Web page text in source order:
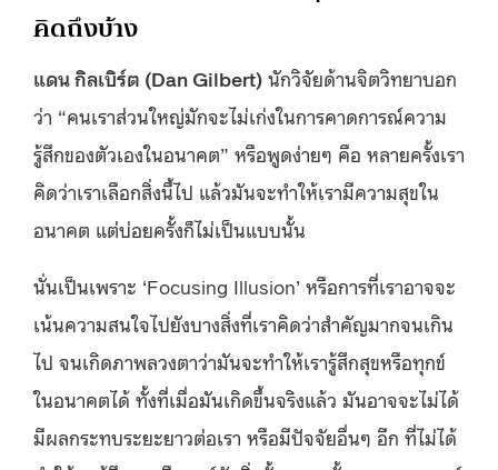
คิดถึงบ้าง
แดน กิลเบิร์ต (Dan Gilbert) นักวิจัยด้านจิตวิทยาบอก
ว่า “คนเราส่วนใหญ่มักจะไม่เก่งในการคาดการณ์ความ
รู้สึกของตัวเองในอนาคต” หรือพูดง่ายๆ คือ หลายครั้งเรา
คิดว่าเราเลือกสิ่งนี้ไป แล้วมันจะทำให้เรามีความสุขใน
อนาคต แต่บ่อยครั้งก็ไม่เป็นแบบนั้น
นั่นเป็นเพราะ ‘Focusing Illusion’ หรือการที่เราอาจจะ
เน้นความสนใจไปยังบางสิ่งที่เราคิดว่าสำคัญมากจนเกิน
ไป จนเกิดภาพลวงตาว่ามันจะทำให้เรารู้สึกสุขหรือทุกข์
ในอนาคตได้ ทั้งที่เมื่อมันเกิดขึ้นจริงแล้ว มันอาจจะไม่ได้
มีผลกระทบระยะยาวต่อเรา หรือมีปัจจัยอื่นๆ อีก ที่ไม่ได้